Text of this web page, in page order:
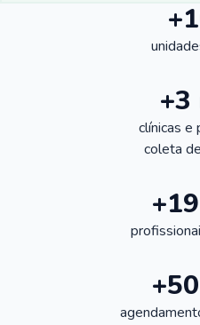
clínicas e
coleta